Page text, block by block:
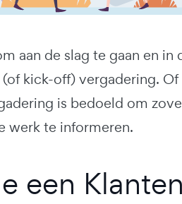
aan de slag te gaan en
kick-off) vergadering.
is bedoeld om
werk te informeren.
een